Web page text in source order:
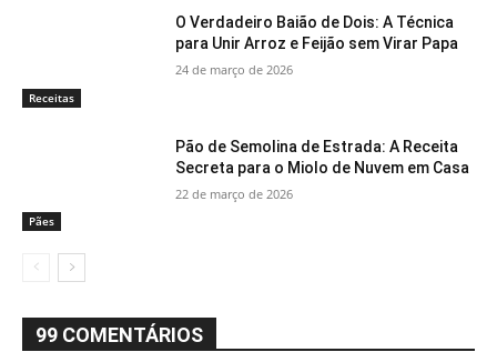
Receitas
O Verdadeiro Baião de Dois: A Técnica
para Unir Arroz e Feijão sem Virar Papa
24 de março de 2026
Pães
Pão de Semolina de Estrada: A Receita
Secreta para o Miolo de Nuvem em Casa
22 de março de 2026
99 COMENTÁRIOS